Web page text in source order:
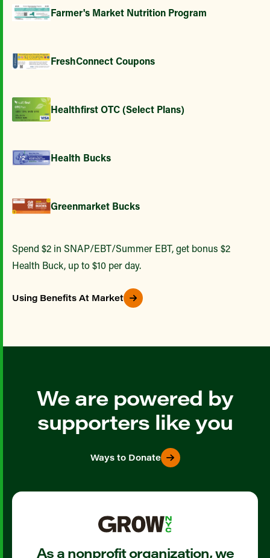
Farmer's Market Nutrition Program
FreshConnect Coupons
Healthfirst OTC (Select Plans)
Health Bucks
Greenmarket Bucks
Spend $2 in SNAP/EBT/Summer EBT, get bonus $2
Health Buck, up to $10 per day.
Using Benefits At Market
We are powered by
supporters like you
Ways to Donate
As a nonprofit organization, we